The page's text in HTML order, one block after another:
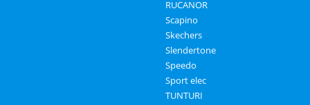
RUCANOR
Scapino
Skechers
Slendertone
Speedo
Sport elec
TUNTURI